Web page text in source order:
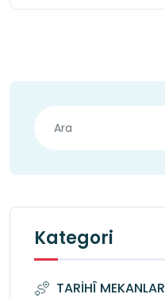
Kategori
TARİHÎ MEKANLAR